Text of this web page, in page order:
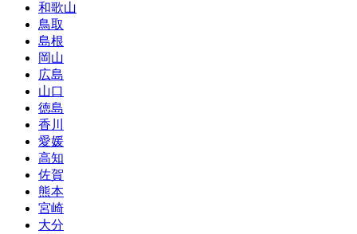
和歌山
鳥取
島根
岡山
広島
山口
徳島
香川
愛媛
高知
佐賀
熊本
宮崎
大分